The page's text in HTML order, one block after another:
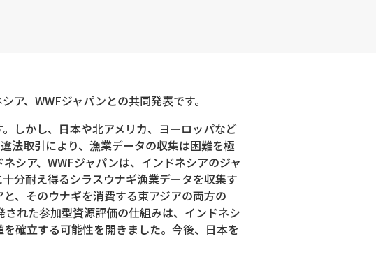
、WWFジャパンとの共同発表です。
しかし、日本や北アメリカ、ヨーロッパなど
法取引により、漁業データの収集は困難を極
シア、WWFジャパンは、インドネシアのジャ
分耐え得るシラスウナギ漁業データを収集す
、そのウナギを消費する東アジアの両方の
れた参加型資源評価の仕組みは、インドネシ
確立する可能性を開きました。今後、日本を